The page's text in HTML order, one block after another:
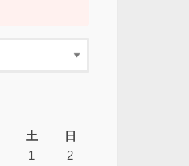
土
日
1
2